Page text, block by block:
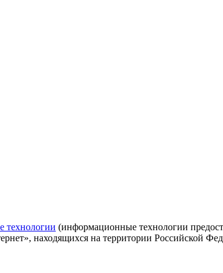
технологии (информационные технологии
находящихся на территории Российской